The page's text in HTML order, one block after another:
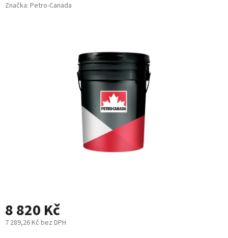
Značka: Petro-Canada
8 820 Kč
7 289,26 Kč bez DPH